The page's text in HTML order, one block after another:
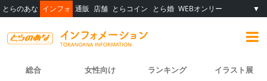
とらのあな インフォ 通販 店舗 とらコイン とら婚 WEBオンリー ▼
総合 女性向け ランキング イラスト展